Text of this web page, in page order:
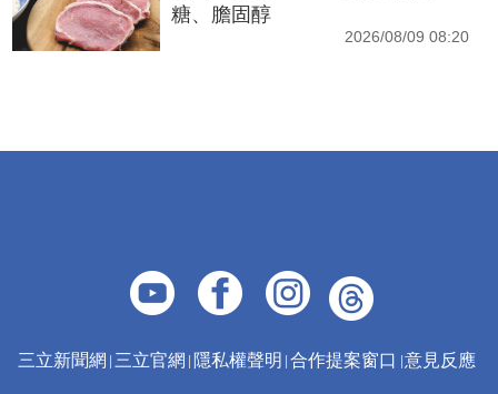
糖、膽固醇
2026/08/09 08:20
三立新聞網 三立官網 隱私權聲明 合作提案窗口 意見反應